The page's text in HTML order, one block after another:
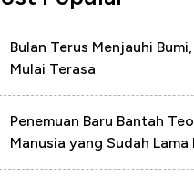
Bulan Terus Menjauhi
Mulai Terasa
Penemuan Baru Bantah
Manusia yang Sudah Lama